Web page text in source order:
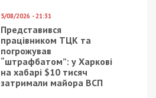
5/08/2026 - 21:31
Представився
працівником ТЦК та
погрожував
“штрафбатом”: у Харкові
на хабарі $10 тисяч
затримали майора ВСП